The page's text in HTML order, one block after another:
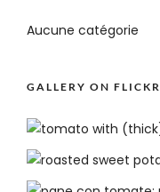
Aucune catégorie
GALLERY ON FLICKR